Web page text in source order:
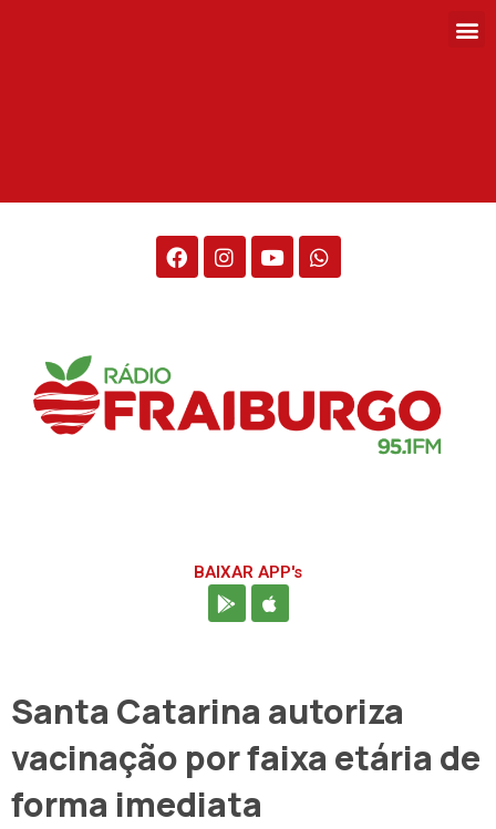
BAIXAR APP's
Santa Catarina autoriza
vacinação por faixa etária de
forma imediata